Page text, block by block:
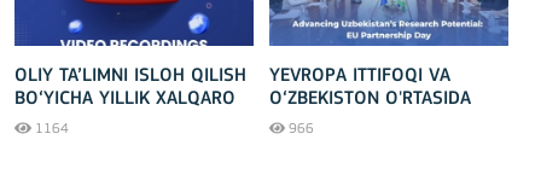
OLIY TA’LIMNI ISLOH QILISH
BO‘YICHA YILLIK XALQARO
KONFERENSIYA VA ILMIY–
1164
YEVROPA ITTIFOQI VA
O‘ZBEKISTON O'RTASIDA
QO‘SHMA ILMIY-TADQIQOT
966